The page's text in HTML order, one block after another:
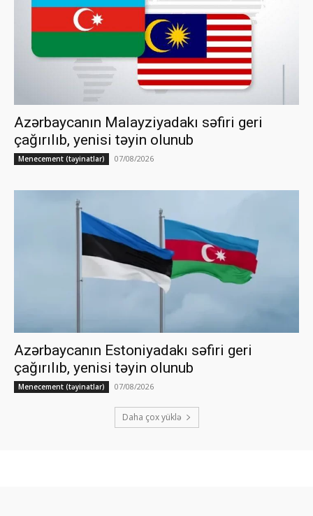
Azərbaycanın Malayziyadakı səfiri geri
çağırılıb, yenisi təyin olunub
Menecement (təyinatlar) 07/08/2026
Azərbaycanın Estoniyadakı səfiri geri
çağırılıb, yenisi təyin olunub
Menecement (təyinatlar) 07/08/2026
Daha çox yüklə